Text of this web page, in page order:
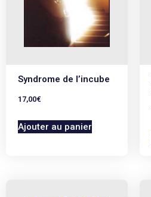
Syndrome de l’incube
17,00€
Ajouter au panier